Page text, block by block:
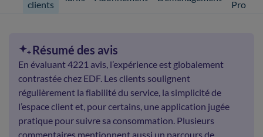
clients
Pro
Résumé des avis
En évaluant 4221 avis, l’expérience est globalement
contrastée chez EDF. Les clients soulignent
régulièrement la fiabilité du service, la simplicité de
l’espace client et, pour certains, une application jugée
pratique pour suivre sa consommation. Plusieurs
commentaires mentionnent aussi un parcours de